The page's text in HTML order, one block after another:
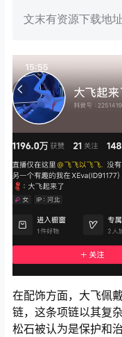
文末有资源下载地址
在配饰方面，大飞佩
链，这条项链以其复
松石被认为是保护和